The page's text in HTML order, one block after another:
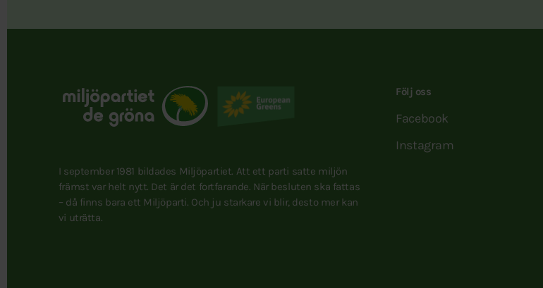
I september 1981 bildades Miljöpartiet. Att ett parti satte miljön
främst var helt nytt. Det är det fortfarande. När besluten ska fattas
– då finns bara ett Miljöparti. Och ju starkare vi blir, desto mer kan
vi uträtta.
Följ oss
Facebook
Instagram